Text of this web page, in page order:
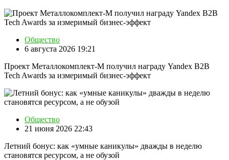
Общество
6 августа 2026 19:21
Проект Металлокомплект-М получил награду Yandex B2B
Tech Awards за измеримый бизнес-эффект
Общество
21 июня 2026 22:43
Летний бонус: как «умные каникулы» дважды в неделю
становятся ресурсом, а не обузой